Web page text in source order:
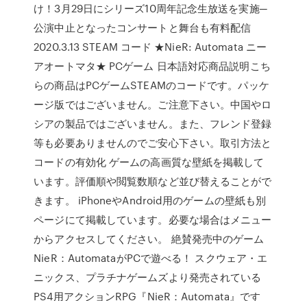
け！3月29日にシリーズ10周年記念生放送を実施─
公演中止となったコンサートと舞台も有料配信
2020.3.13 STEAM コード ★NieR: Automata ニー
アオートマタ★ PCゲーム 日本語対応商品説明こち
らの商品はPCゲームSTEAMのコードです。パッケ
ージ版ではございません。ご注意下さい。中国やロ
シアの製品ではございません。また、フレンド登録
等も必要ありませんのでご安心下さい。取引方法と
コードの有効化 ゲームの高画質な壁紙を掲載して
います。評価順や閲覧数順など並び替えることがで
きます。 iPhoneやAndroid用のゲームの壁紙も別
ページにて掲載しています。必要な場合はメニュー
からアクセスしてください。 絶賛発売中のゲーム
NieR：AutomataがPCで遊べる！ スクウェア・エ
ニックス、プラチナゲームズより発売されている
PS4用アクションRPG『NieR：Automata』です